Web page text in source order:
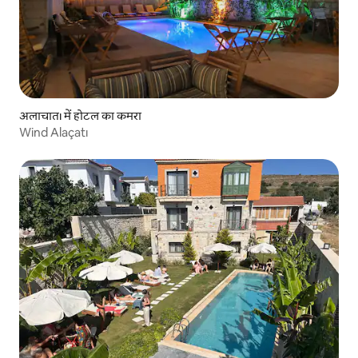
अलाचातı में होटल का कमरा
Wind Alaçatı